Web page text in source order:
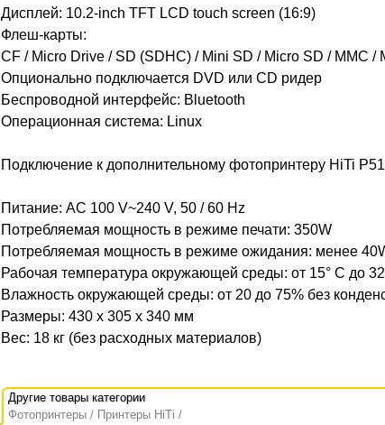
Дисплей: 10.2-inch TFT LCD touch screen (16:9)
Флеш-карты:
CF / Micro Drive / SD (SDHC) / Mini SD / Micro SD / MMC /
Опционально подключается DVD или CD ридер
Беспроводной интерфейс: Bluetooth
Операционная система: Linux
Подключение к дополнительному фотопринтеру HiTi
Питание: AC 100 V~240 V, 50 / 60 Hz
Потребляемая мощность в режиме печати: 350W
Потребляемая мощность в режиме ожидания: менее
Рабочая температура окружающей среды: от 15° C до
Влажность окружающей среды: от 20 до 75% без
Размеры: 430 x 305 x 340 мм
Вес: 18 кг (без расходных материалов)
Фотопринтеры Принтеры HiTi